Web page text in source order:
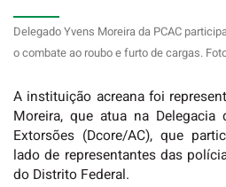
Delegado Yvens Moreira da PCAC
o combate ao roubo e furto de cargas.
A instituição acreana foi
Moreira, que atua na
Extorsões (Dcore/AC), que
lado de representantes das
do Distrito Federal.